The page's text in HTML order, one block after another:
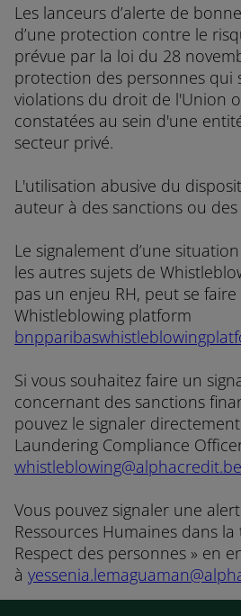
Les lanceurs d’alerte de
d’une protection contre le
prévue par la loi du 28
protection des personnes qui
violations du droit de l'Union
constatées au sein d'une
secteur privé.
L'utilisation abusive du
auteur à des sanctions ou
Le signalement d’une
les autres sujets de
pas un enjeu RH, peut se faire
Whistleblowing platform
Si vous souhaitez faire un
concernant des sanctions
pouvez le signaler
Laundering Compliance
whistleblowing@alphacredit.be
Vous pouvez signaler une
Ressources Humaines dans
Respect des personnes » en
à